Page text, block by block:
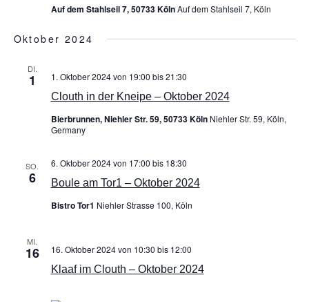
Auf dem Stahlseil 7, 50733 KölnAuf dem Stahlseil 7, Köln
Oktober 2024
DI.
1
Clouth in der Kneipe – Oktober 2024
1. Oktober 2024 von 19:00 bis21:30
Bierbrunnen, Niehler Str. 59, 50733 Köln Niehler Str. 59, Köln,
Germany
SO.
6 Boule am Tor1 – Oktober 2024
6. Oktober 2024 von 17:00 bis 18:30
Bistro Tor1 Niehler Strasse 100, Köln
MI.
16
Klaaf im Clouth – Oktober 2024
16. Oktober 2024 von 10:30 bis 12:00